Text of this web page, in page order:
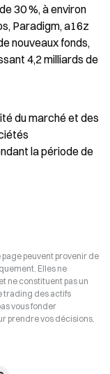
30 %, à environ
Paradigm, a16z
nouveaux fonds,
4,2 milliards de
du marché et des
la période de
peuvent provenir de
Elles ne
ne constituent pas un
trading des actifs
vous fonder
prendre vos décisions.